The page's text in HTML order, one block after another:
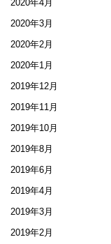
2020年4月
2020年3月
2020年2月
2020年1月
2019年12月
2019年11月
2019年10月
2019年8月
2019年6月
2019年4月
2019年3月
2019年2月